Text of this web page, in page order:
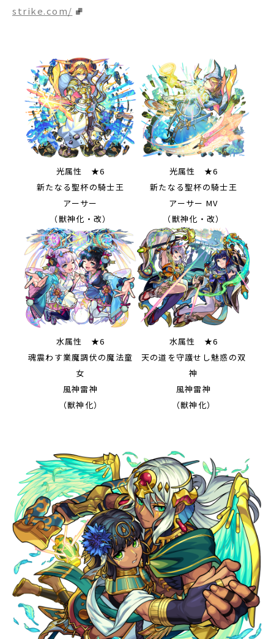
strike.com/
光属性 ★6
新たなる聖杯の騎士王
アーサー
（獣神化・改）
光属性 ★6
新たなる聖杯の騎士王
アーサー MV
（獣神化・改）
水属性 ★6
魂震わす業魔調伏の魔法童
女
風神雷神
（獣神化）
水属性 ★6
天の道を守護せし魅惑の双
神
風神雷神
（獣神化）